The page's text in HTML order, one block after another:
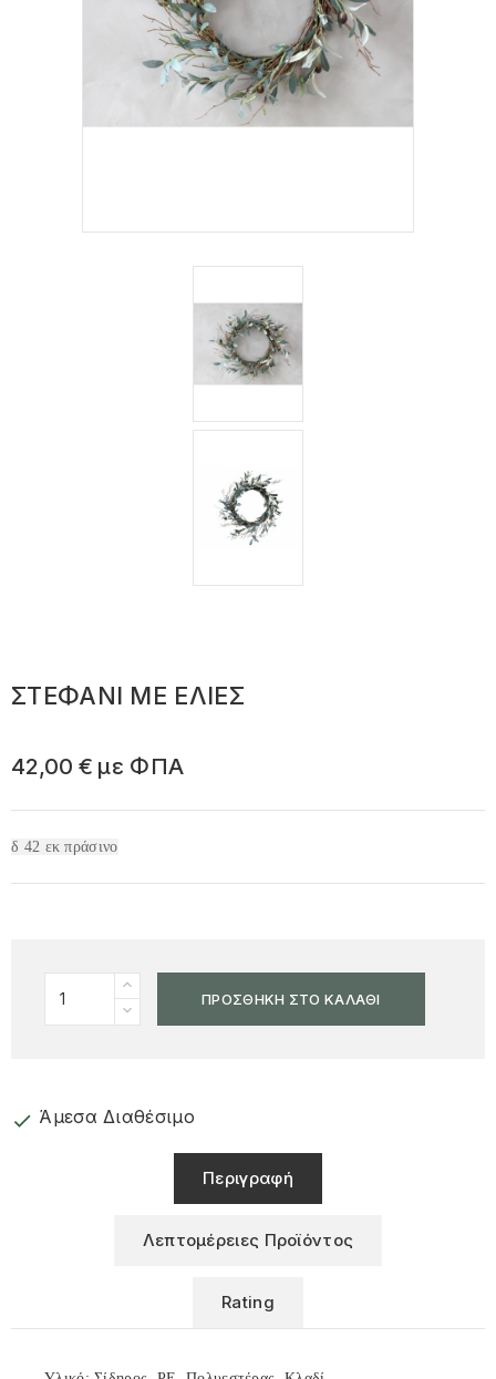
ΣΤΕΦΑΝΙ ΜΕ ΕΛΙΕΣ
42,00 € με ΦΠΑ
δ 42 εκ πράσινο
ΠΡΟΣΘΉΚΗ ΣΤΟ ΚΑΛΆΘΙ
check Άμεσα Διαθέσιμο
Περιγραφή
Λεπτομέρειες Προϊόντος
Rating